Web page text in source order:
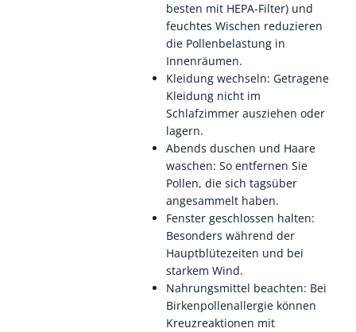
besten mit HEPA-Filter) und
feuchtes Wischen reduzieren
die Pollenbelastung in
Innenräumen.
Kleidung wechseln: Getragene
Kleidung nicht im
Schlafzimmer ausziehen oder
lagern.
Abends duschen und Haare
waschen: So entfernen Sie
Pollen, die sich tagsüber
angesammelt haben.
Fenster geschlossen halten:
Besonders während der
Hauptblütezeiten und bei
starkem Wind.
Nahrungsmittel beachten: Bei
Birkenpollenallergie können
Kreuzreaktionen mit